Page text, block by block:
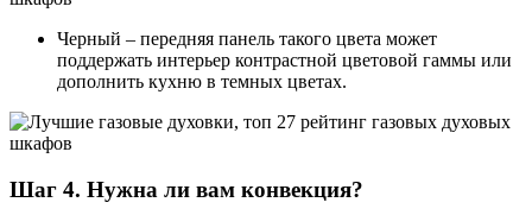
Черный – передняя панель такого цвета может
поддержать интерьер контрастной цветовой гаммы или
дополнить кухню в темных цветах.
Шаг 4. Нужна ли вам конвекция?